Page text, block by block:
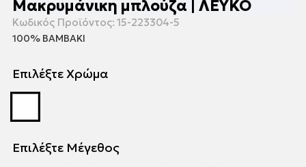
Μακρυμάνικη μπλούζα | ΛΕΥΚΟ
Κωδικός Προϊόντος: 15-223304-5
100% ΒΑΜΒΑΚΙ
Επιλέξτε Χρώμα
Επιλέξτε Μέγεθος